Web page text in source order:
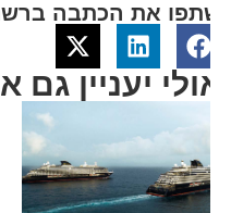
את הכתבה
יעניין גם